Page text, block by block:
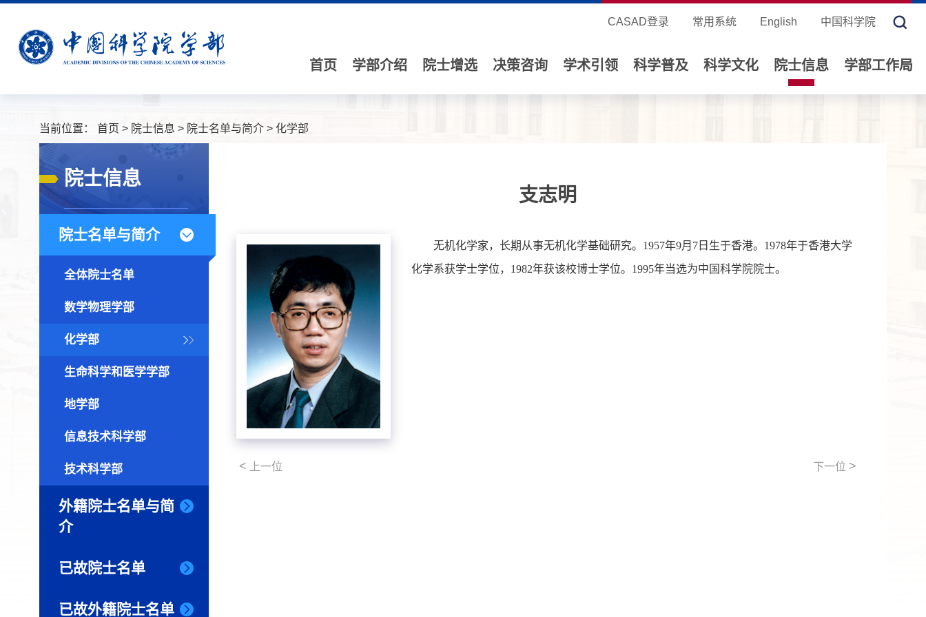
CASAD登录 常用系统 English 中国科学院
首页 学部介绍 院士增选 决策咨询 学术引领 科学普及 科学文化 院士信息 学部工作局
当前位置： 首页 > 院士信息 > 院士名单与简介 > 化学部
院士信息
院士名单与简介
全体院士名单
数学物理学部
化学部
生命科学和医学学部
地学部
信息技术科学部
技术科学部
外籍院士名单与简
介
已故院士名单
已故外籍院士名单
支志明
无机化学家，长期从事无机化学基础研究。1957年9月7日生于香港。1978年于香港大学
化学系获学士学位，1982年获该校博士学位。1995年当选为中国科学院院士。
< 上一位 下一位 >